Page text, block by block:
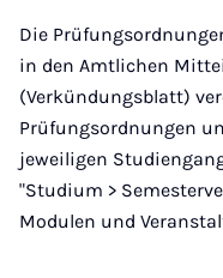
Die
in den Amtlichen
(Verkündungsblatt)
Prüfungsordnungen
jeweiligen
"Studium >
Modulen und